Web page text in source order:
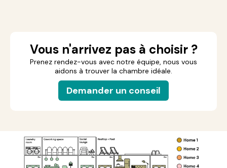
Vous n'arrivez pas à choisir ?
Prenez rendez-vous avec notre équipe, nous vous
aidons à trouver la chambre idéale.
Demander un conseil